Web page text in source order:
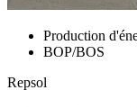
Production
BOP/BOS
Repsol